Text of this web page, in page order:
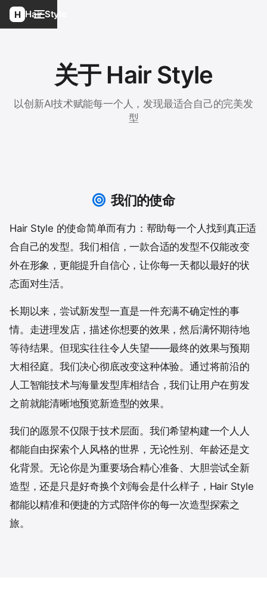
Hair Style
关于 Hair Style
以创新AI技术赋能每一个人，发现最适合自己的完美发
型
我们的使命
Hair Style 的使命简单而有力：帮助每一个人找到真正适
合自己的发型。我们相信，一款合适的发型不仅能改变
外在形象，更能提升自信心，让你每一天都以最好的状
态面对生活。
长期以来，尝试新发型一直是一件充满不确定性的事
情。走进理发店，描述你想要的效果，然后满怀期待地
等待结果。但现实往往令人失望——最终的效果与预期
大相径庭。我们决心彻底改变这种体验。通过将前沿的
人工智能技术与海量发型库相结合，我们让用户在剪发
之前就能清晰地预览新造型的效果。
我们的愿景不仅限于技术层面。我们希望构建一个人人
都能自由探索个人风格的世界，无论性别、年龄还是文
化背景。无论你是为重要场合精心准备、大胆尝试全新
造型，还是只是好奇换个刘海会是什么样子，Hair Style
都能以精准和便捷的方式陪伴你的每一次造型探索之
旅。